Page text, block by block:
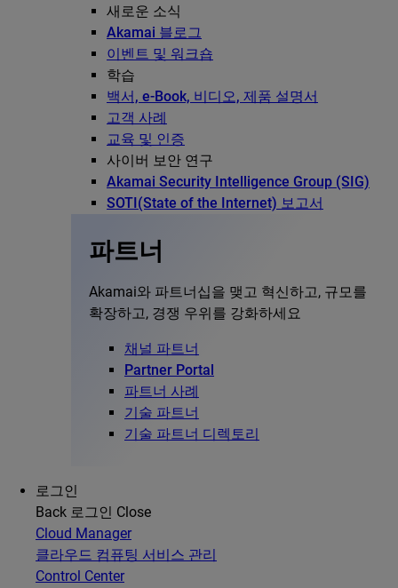
새로운 소식
Akamai 블로그
이벤트 및 워크숍
학습
백서, e-Book, 비디오, 제품 설명서
고객 사례
교육 및 인증
사이버 보안 연구
Akamai Security Intelligence Group (SIG)
SOTI(State of the Internet) 보고서
파트너
Akamai와 파트너십을 맺고 혁신하고, 규모를
확장하고, 경쟁 우위를 강화하세요
채널 파트너
Partner Portal
파트너 사례
기술 파트너
기술 파트너 디렉토리
로그인
Back 로그인 Close
Cloud Manager
클라우드 컴퓨팅 서비스 관리
Control Center